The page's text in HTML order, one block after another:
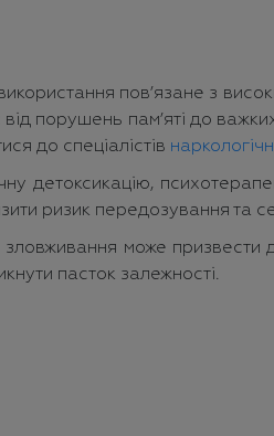
пов’язане з
від порушень пам’яті до
до спеціалістів
детоксикацію,
ризик передозування та
зловживання може
пасток залежності.